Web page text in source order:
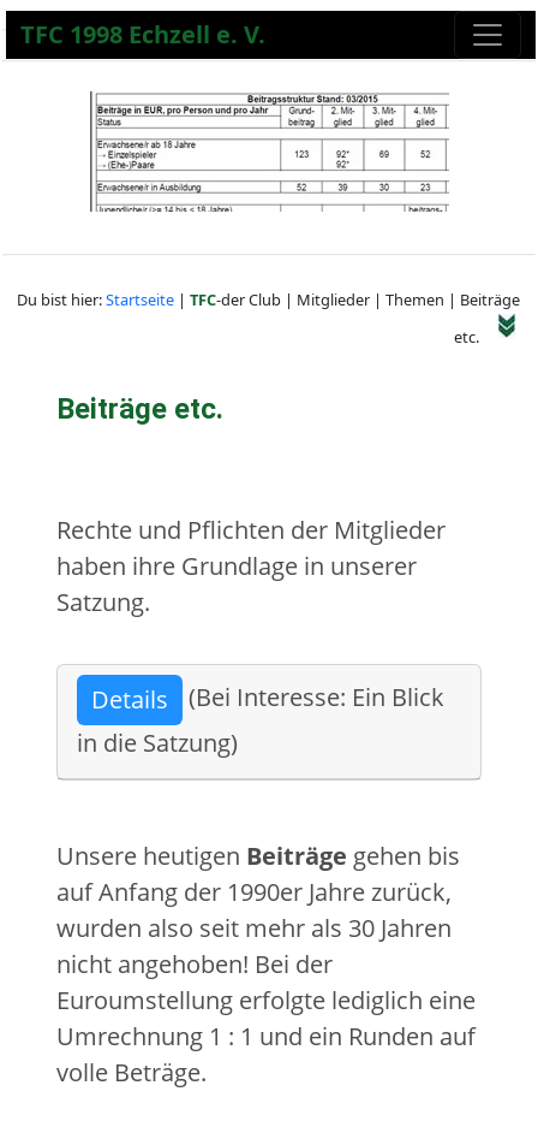
TFC 1998 Echzell e. V.
Du bist hier:Startseite| TFC-der Club | Mitglieder | Themen | Beiträge
etc.
Beiträge etc.
Rechte und Pflichten der Mitglieder
haben ihre Grundlage in unserer
Satzung.
Details
(Bei Interesse: Ein Blick
in die Satzung)
Unsere heutigen Beiträge gehen bis
auf Anfang der 1990er Jahre zurück,
wurden also seit mehr als 30 Jahren
nicht angehoben! Bei der
Euroumstellung erfolgte lediglich eine
Umrechnung 1 : 1 und ein Runden auf
volle Beträge.